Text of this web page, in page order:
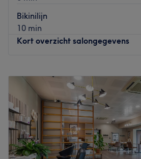
je hier ook aan het juiste adres.
Bikinilijn
10 min
Kort overzicht salongegevens
Dinsdag
Woensdag
Donderdag
Vrijdag
Zaterdag
Zondag